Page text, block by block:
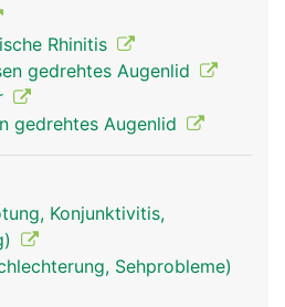
werden, ist ein
Sehen möglich.
Rhinitis
gedrehtes Augenlid
gedrehtes Augenlid
Konjunktivitis,
Sehprobleme)